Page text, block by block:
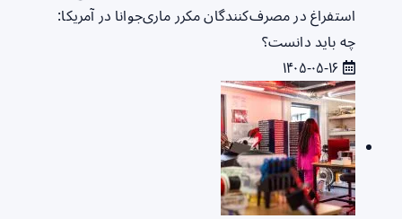
استفراغ در مصرف‌کنندگان مکرر ماری‌جوانا در آمریکا:
چه باید دانست؟